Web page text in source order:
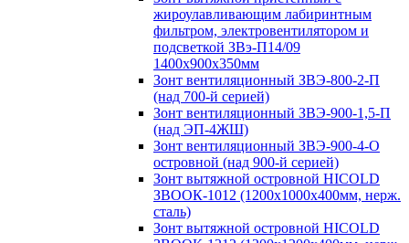
жироулавливающим лабиринтным
фильтром, электровентилятором и
подсветкой ЗВэ-П14/09
1400х900х350мм
Зонт вентиляционный ЗВЭ-800-2-П
(над 700-й серией)
Зонт вентиляционный ЗВЭ-900-1,5-П
(над ЭП-4ЖШ)
Зонт вентиляционный ЗВЭ-900-4-О
островной (над 900-й серией)
Зонт вытяжной островной HICOLD
ЗВООК-1012 (1200х1000х400мм, нерж.
сталь)
Зонт вытяжной островной HICOLD